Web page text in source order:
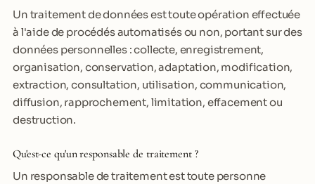
Un traitement de données est toute opération effectuée
à l'aide de procédés automatisés ou non, portant sur des
données personnelles : collecte, enregistrement,
organisation, conservation, adaptation, modification,
extraction, consultation, utilisation, communication,
diffusion, rapprochement, limitation, effacement ou
destruction.
Qu'est-ce qu'un responsable de traitement ?
Un responsable de traitement est toute personne